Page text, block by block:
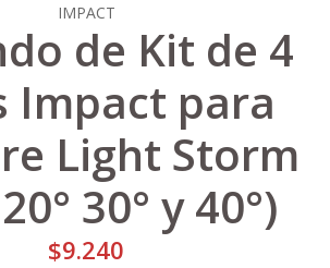
IMPACT
de Kit de 4
Impact para
Light Storm
30° y 40°)
$9.240